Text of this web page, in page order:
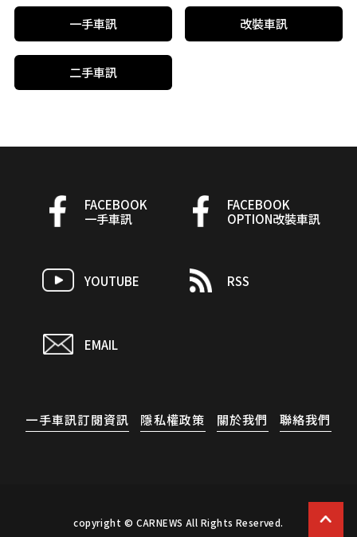
一手車訊 改裝車訊
二手車訊
FACEBOOK
一手車訊
FACEBOOK
OPTION改裝車訊
YOUTUBE RSS
EMAIL
一手車訊訂閱資訊 隱私權政策 關於我們 聯絡我們
copyright © CARNEWS All Rights Reserved.